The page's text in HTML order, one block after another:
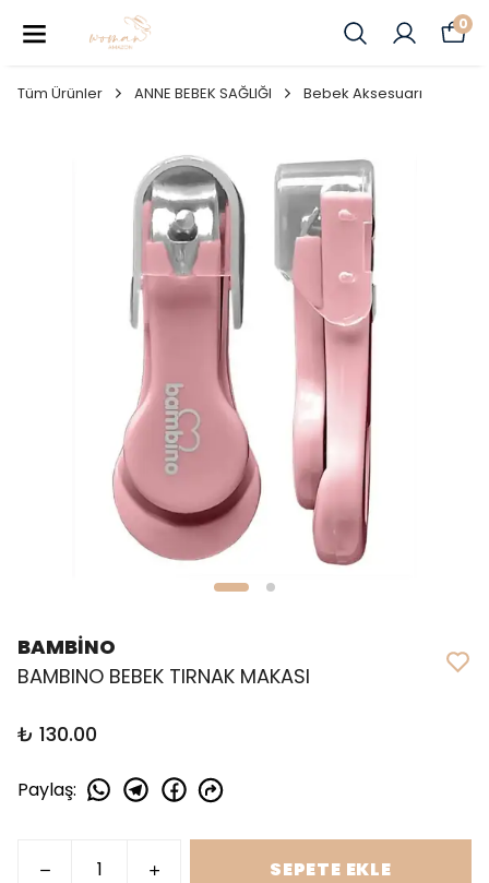
0
Tüm Ürünler ANNE BEBEK SAĞLIĞI Bebek Aksesuarı
BAMBİNO
BAMBINO BEBEK TIRNAK MAKASI
₺ 130.00
Paylaş:
SEPETE EKLE